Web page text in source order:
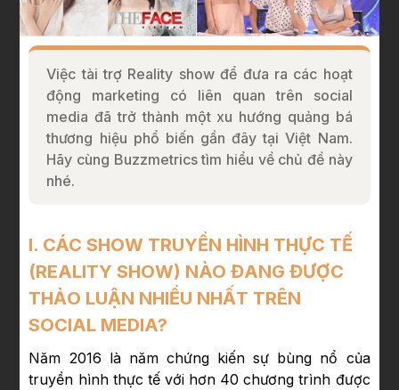
Việc tài trợ Reality show để đưa ra các hoạt
động marketing có liên quan trên social
media đã trở thành một xu hướng quảng bá
thương hiệu phổ biến gần đây tại Việt Nam.
Hãy cùng Buzzmetrics tìm hiểu về chủ đề này
nhé.
I. CÁC SHOW TRUYỀN HÌNH THỰC TẾ
(REALITY SHOW) NÀO ĐANG ĐƯỢC
THẢO LUẬN NHIỀU NHẤT TRÊN
SOCIAL MEDIA?
Năm 2016 là năm chứng kiến sự bùng nổ của
truyền hình thực tế với hơn 40 chương trình được